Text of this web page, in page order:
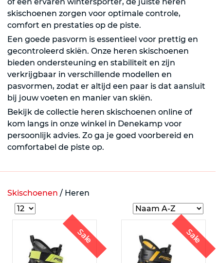
skischoenen zorgen voor optimale controle,
comfort en prestaties op de piste.
Een goede pasvorm is essentieel voor prettig en
gecontroleerd skiën. Onze heren skischoenen
bieden ondersteuning en stabiliteit en zijn
verkrijgbaar in verschillende modellen en
pasvormen, zodat er altijd een paar is dat aansluit
bij jouw voeten en manier van skiën.
Bekijk de collectie heren skischoenen online of
kom langs in onze winkel in Denekamp voor
persoonlijk advies. Zo ga je goed voorbereid en
comfortabel de piste op.
Skischoenen / Heren
Sale Sale